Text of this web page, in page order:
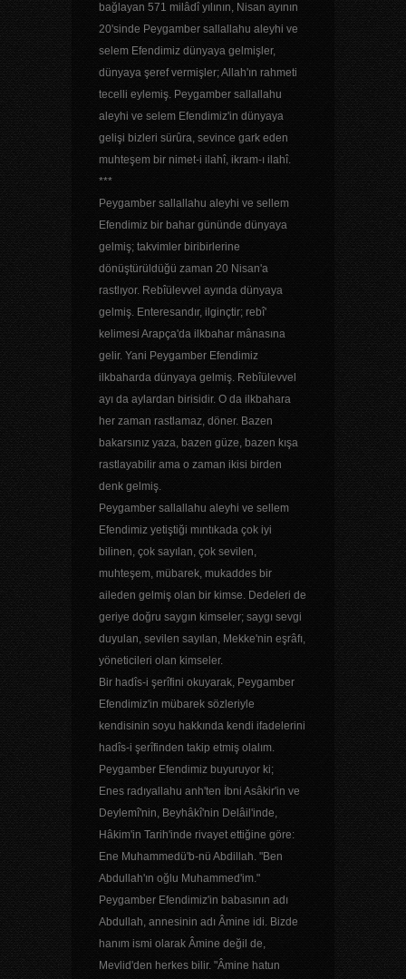
bağlayan 571 milâdî yılının, Nisan ayının
20'sinde Peygamber sallallahu aleyhi ve
selem Efendimiz dünyaya gelmişler,
dünyaya şeref vermişler; Allah'ın rahmeti
tecelli eylemiş. Peygamber sallallahu
aleyhi ve selem Efendimiz'in dünyaya
gelişi bizleri sürûra, sevince gark eden
muhteşem bir nimet-i ilahî, ikram-ı ilahî.
***
Peygamber sallallahu aleyhi ve sellem
Efendimiz bir bahar gününde dünyaya
gelmiş; takvimler biribirlerine
dönüştürüldüğü zaman 20 Nisan'a
rastlıyor. Rebîülevvel ayında dünyaya
gelmiş. Enteresandır, ilginçtir; rebî'
kelimesi Arapça'da ilkbahar mânasına
gelir. Yani Peygamber Efendimiz
ilkbaharda dünyaya gelmiş. Rebîülevvel
ayı da aylardan birisidir. O da ilkbahara
her zaman rastlamaz, döner. Bazen
bakarsınız yaza, bazen güze, bazen kışa
rastlayabilir ama o zaman ikisi birden
denk gelmiş.
Peygamber sallallahu aleyhi ve sellem
Efendimiz yetiştiği mıntıkada çok iyi
bilinen, çok sayılan, çok sevilen,
muhteşem, mübarek, mukaddes bir
aileden gelmiş olan bir kimse. Dedeleri de
geriye doğru saygın kimseler; saygı sevgi
duyulan, sevilen sayılan, Mekke'nin eşrâfı,
yöneticileri olan kimseler.
Bir hadîs-i şerîfini okuyarak, Peygamber
Efendimiz'in mübarek sözleriyle
kendisinin soyu hakkında kendi ifadelerini
hadîs-i şerîfinden takip etmiş olalım.
Peygamber Efendimiz buyuruyor ki;
Enes radıyallahu anh'ten İbni Asâkir'in ve
Deylemî'nin, Beyhâkî'nin Delâil'inde,
Hâkim'in Tarih'inde rivayet ettiğine göre:
Ene Muhammedü'b-nü Abdillah. "Ben
Abdullah'ın oğlu Muhammed'im."
Peygamber Efendimiz'in babasının adı
Abdullah, annesinin adı Âmine idi. Bizde
hanım ismi olarak Âmine değil de,
Mevlid'den herkes bilir. "Âmine hatun